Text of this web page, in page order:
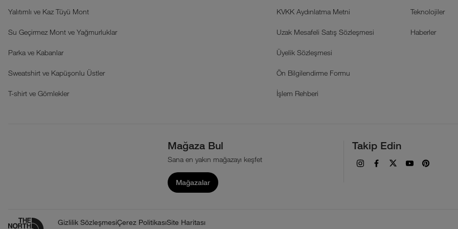
Yalıtımlı ve Kaz Tüyü Mont
Su Geçirmez Mont ve Yağmurluklar
Parka ve Kabanlar
Sweatshirt ve Kapüşonlu Üstler
T-shirt ve Gömlekler
KVKK Aydınlatma Metni
Uzak Mesafeli Satış Sözleşmesi
Üyelik Sözleşmesi
Ön Bilgilendirme Formu
İşlem Rehberi
Teknolojiler
Haberler
Mağaza Bul
Sana en yakın mağazayı keşfet
Mağazalar
Takip Edin
Gizlilik SözleşmesiÇerez PolitikasıSite Haritası